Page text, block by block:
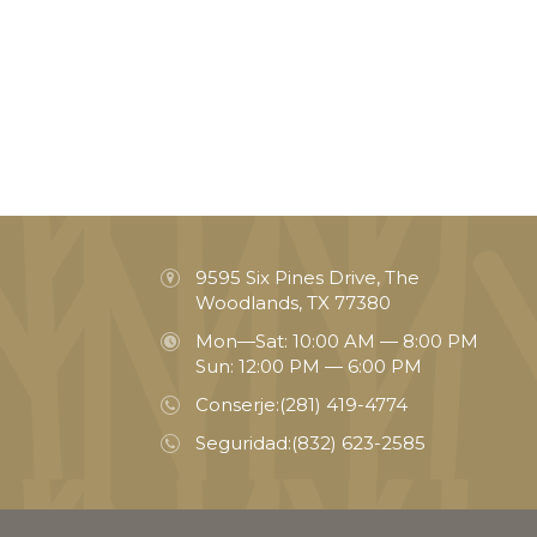
9595 Six Pines Drive, The
Woodlands, TX 77380
Mon—Sat: 10:00 AM — 8:00 PM
Sun: 12:00 PM — 6:00 PM
Conserje:(281) 419-4774
Seguridad:(832) 623-2585